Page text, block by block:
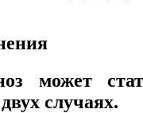
может
случаях.